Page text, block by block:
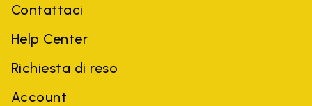
Contattaci
Help Center
Richiesta di reso
Account